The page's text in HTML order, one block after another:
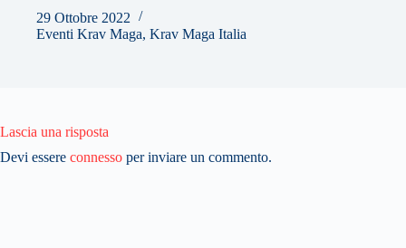
29 Ottobre 2022
Eventi Krav Maga, Krav Maga Italia
Lascia una risposta
Devi essere connesso per inviare un commento.